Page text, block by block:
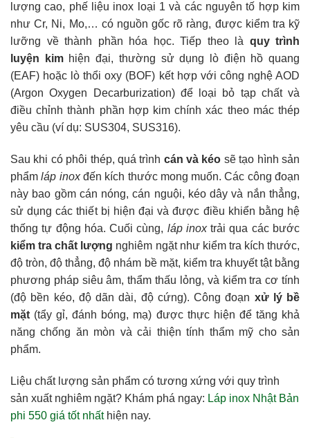
lượng cao, phế liệu inox loại 1 và các nguyên tố hợp kim
như Cr, Ni, Mo,… có nguồn gốc rõ ràng, được kiểm tra kỹ
lưỡng về thành phần hóa học. Tiếp theo là quy trình
luyện kimhiện đại, thường sử dụng lò điện hồ quang
(EAF) hoặc lò thổi oxy (BOF) kết hợp với công nghệ AOD
(Argon Oxygen Decarburization) để loại bỏ tạp chất và
điều chỉnh thành phần hợp kim chính xác theo mác thép
yêu cầu (ví dụ: SUS304, SUS316).
Sau khi có phôi thép, quá trình cán và kéo sẽ tạo hình sản
phẩmláp inoxđến kích thước mong muốn. Các công đoạn
này bao gồm cán nóng, cán nguội, kéo dây và nắn thẳng,
sử dụng các thiết bị hiện đại và được điều khiển bằng hệ
thống tự động hóa. Cuối cùng, láp inoxtrải qua các bước
kiểm tra chất lượng nghiêm ngặt như kiểm tra kích thước,
độ tròn, độ thẳng, độ nhám bề mặt, kiểm tra khuyết tật bằng
phương pháp siêu âm, thẩm thấu lỏng, và kiểm tra cơ tính
(độ bền kéo, độ dãn dài, độ cứng). Công đoạn xử lý bề
mặt (tẩy gỉ, đánh bóng, mạ) được thực hiện để tăng khả
năng chống ăn mòn và cải thiện tính thẩm mỹ cho sản
phẩm.
Liệu chất lượng sản phẩm có tương xứng với quy trình
sản xuất nghiêm ngặt? Khám phá ngay: Láp inox Nhật Bản
phi 550 giá tốt nhấthiện nay.